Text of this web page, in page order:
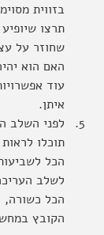
בזווית
תרצו
שחוזר על
האם הוא
עוד
איתן.
לפני השלב
תוכלו
הכל
לשלב
הכל כשורה,
הקובץ